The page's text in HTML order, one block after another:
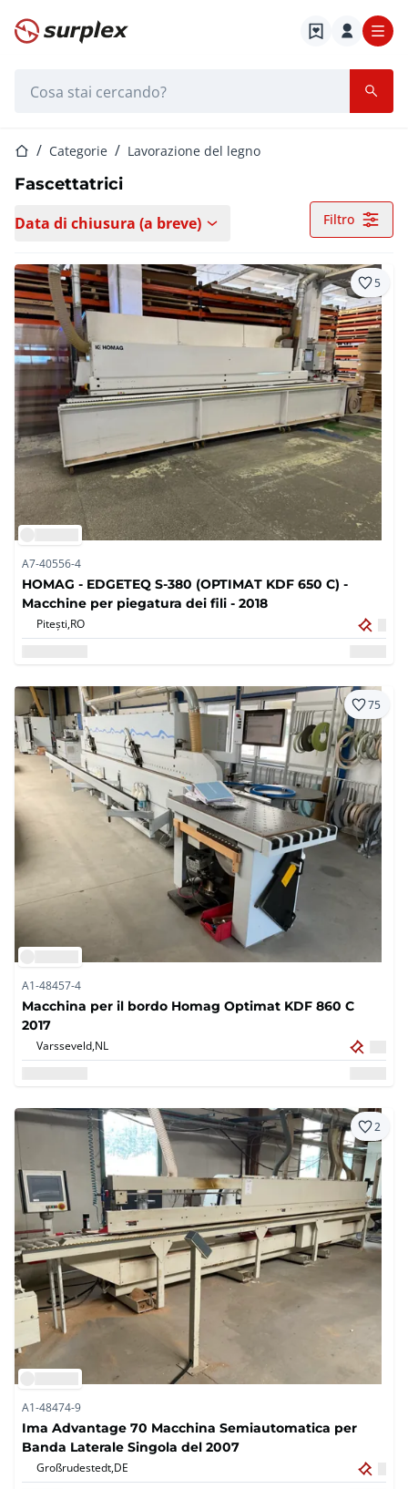
Home
Home Categorie Lavorazione del legno
Fascettatrici
Data di chiusura (a breve) Filtro
5
A7-40556-4
HOMAG - EDGETEQ S-380 (OPTIMAT KDF 650 C) -
Macchine per piegatura dei fili - 2018
Pitești,RO
75
A1-48457-4
Macchina per il bordo Homag Optimat KDF 860 C
2017
Varsseveld,NL
2
A1-48474-9
Ima Advantage 70 Macchina Semiautomatica per
Banda Laterale Singola del 2007
Großrudestedt,DE